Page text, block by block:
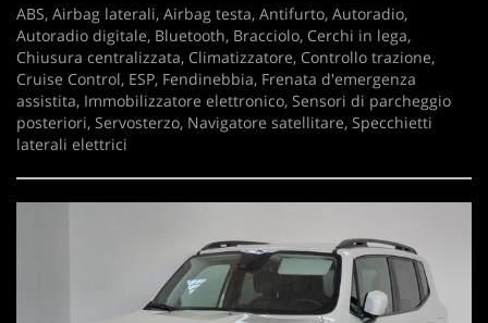
ABS, Airbag laterali, Airbag testa, Antifurto, Autoradio,
Autoradio digitale, Bluetooth, Bracciolo, Cerchi in lega,
Chiusura centralizzata, Climatizzatore, Controllo trazione,
Cruise Control, ESP, Fendinebbia, Frenata d'emergenza
assistita, Immobilizzatore elettronico, Sensori di parcheggio
posteriori, Servosterzo, Navigatore satellitare, Specchietti
laterali elettrici